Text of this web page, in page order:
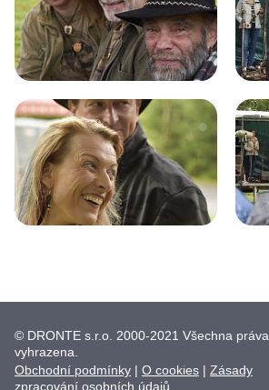
© DRONTE s.r.o. 2000-2021 Všechna práva
vyhrazena.
Obchodní podmínky | O cookies | Zásady
zpracování osobních údajů